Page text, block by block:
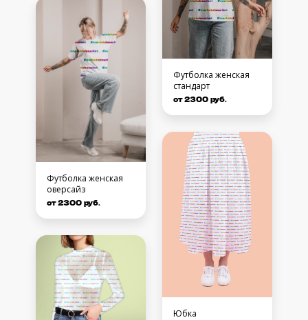
Футболка женская
оверсайз
от 2300 руб.
Футболка женская
стандарт
от 2300 руб.
Юбка